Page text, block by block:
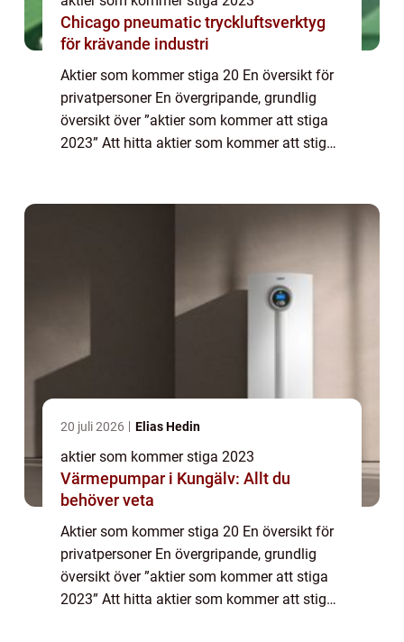
Chicago pneumatic tryckluftsverktyg
för krävande industri
Aktier som kommer stiga 20 En översikt för
privatpersoner En övergripande, grundlig
översikt över ”aktier som kommer att stiga
2023” Att hitta aktier som kommer att stiga
20 juli 2026 Elias Hedin
aktier som kommer stiga 2023
Värmepumpar i Kungälv: Allt du
behöver veta
Aktier som kommer stiga 20 En översikt för
privatpersoner En övergripande, grundlig
översikt över ”aktier som kommer att stiga
2023” Att hitta aktier som kommer att stiga